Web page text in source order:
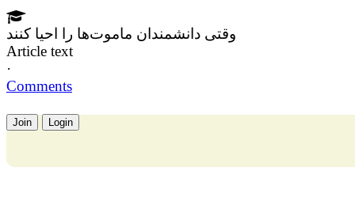
وقتی دانشمندان ماموت‌ها را احیا کنند
Article text
·
Comments
Join Login